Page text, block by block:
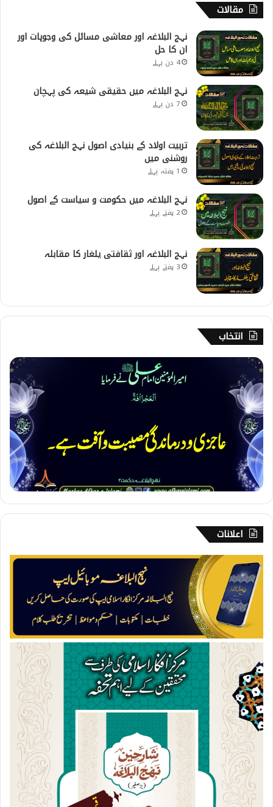
مقالات
نہج البلاغہ اور معاشی مسائل کی وجوہات اور
ان کا حل
4 دن پہلے
نہج البلاغہ میں حقیقی شیعہ کی پہچان
7 دن پہلے
تربیت اولاد کے بنیادی اصول نہج البلاغہ کی
روشنی میں
1 ہفتہ پہلے
نہج البلاغہ میں حکومت و سیاست کے اصول
2 ہفتے پہلے
نہج البلاغہ اور ثقافتی یلغار کا مقابلہ
3 ہفتے پہلے
انتخاب
1
5
2
۔
ع
ا
ج
ز
ی
اعلانات